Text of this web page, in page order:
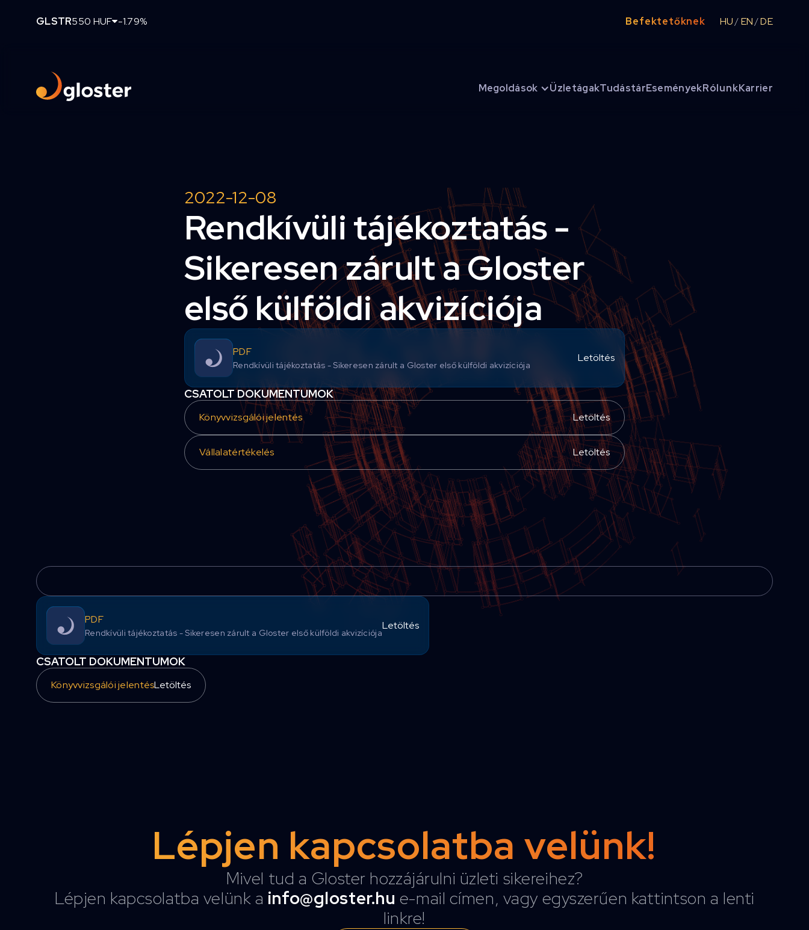
GLSTR550 HUF -1.79% Befektetőknek HU / EN /DE
Megoldások ÜzletágakTudástárEseményekRólunkKarrier
2022-12-08
Rendkívüli tájékoztatás -
Sikeresen zárult a Gloster
első külföldi akvizíciója
PDF
Rendkívüli tájékoztatás - Sikeresen zárult a Gloster első külföldi akvizíciója
Letöltés
CSATOLT DOKUMENTUMOK
Könyvvizsgálói jelentés Letöltés
Vállalatértékelés Letöltés
PDF
Rendkívüli tájékoztatás - Sikeresen zárult a Gloster első külföldi akvizíciója
Letöltés
CSATOLT DOKUMENTUMOK
Könyvvizsgálói jelentésLetöltés
Lépjen kapcsolatba velünk!
Mivel tud a Gloster hozzájárulni üzleti sikereihez?
Lépjen kapcsolatba velünk a info@gloster.hu e-mail címen, vagy egyszerűen kattintson a lenti
linkre!